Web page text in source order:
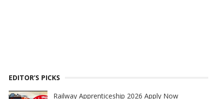
EDITOR’S PICKS
Railway Apprenticeship 2026 Apply Now